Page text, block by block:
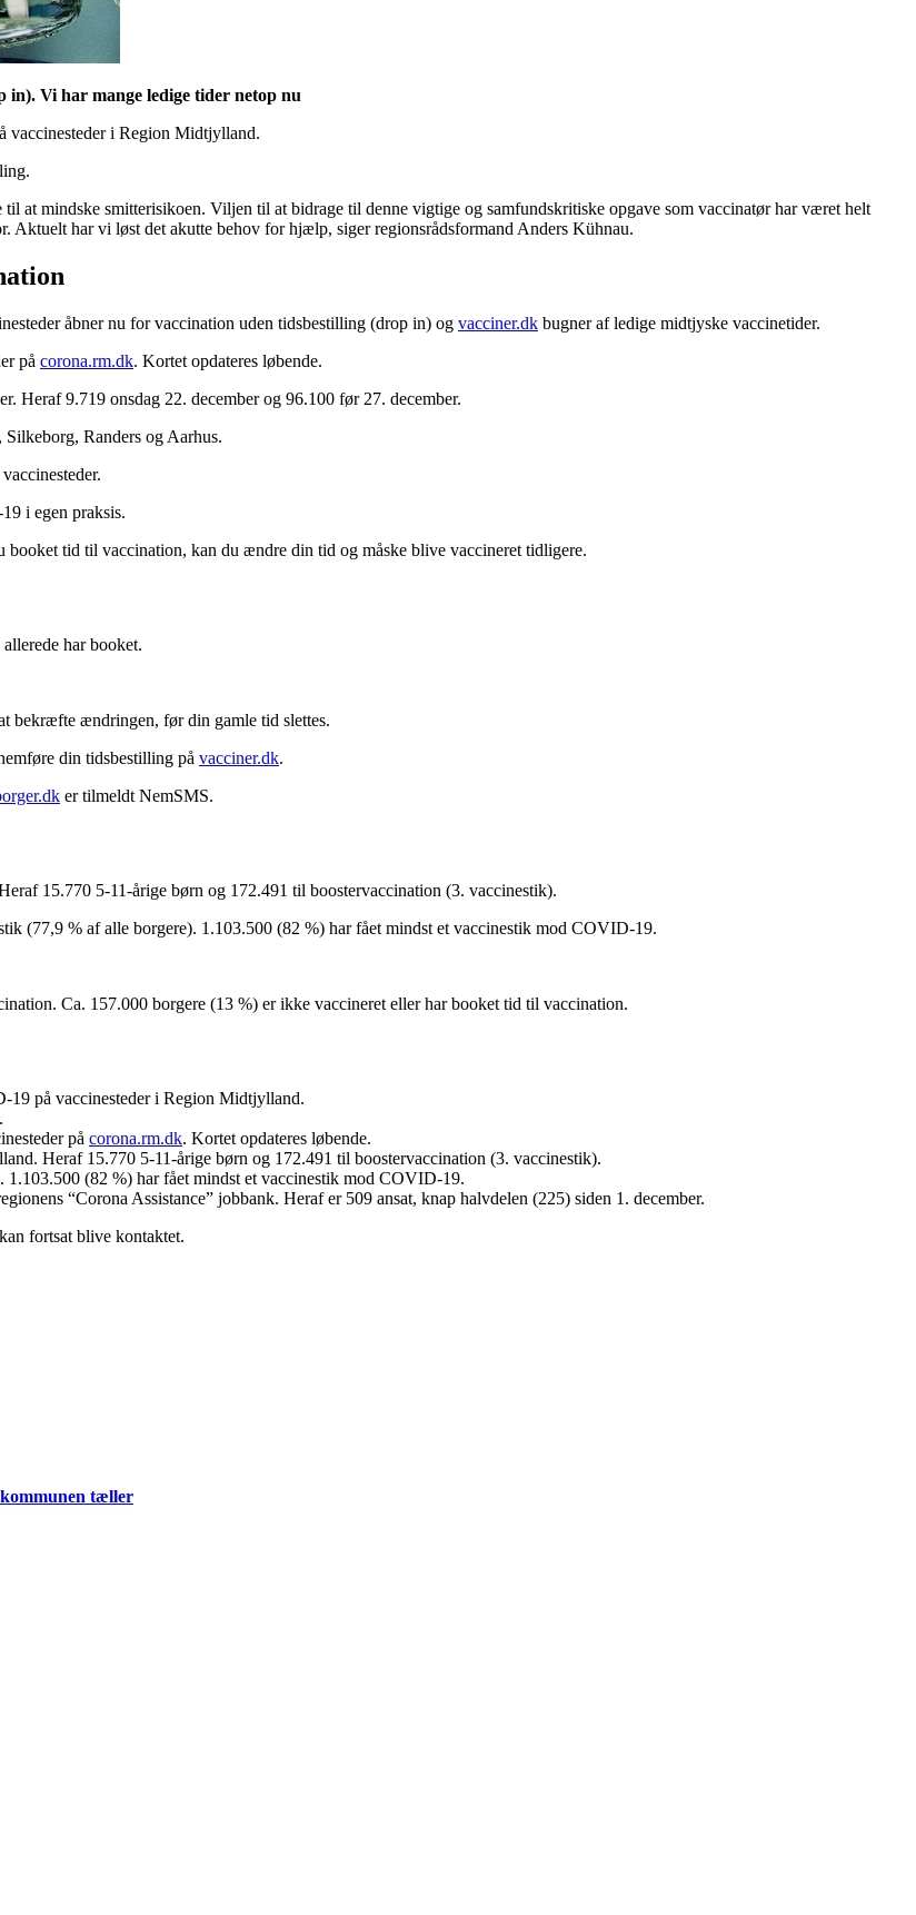
in). Vi har mange ledige tider netop nu
vaccinesteder i Region Midtjylland.
at mindske smitterisikoen. Viljen til at bidrage til denne vigtige og samfundskritiske opgave som vaccinatør har været helt
Aktuelt har vi løst det akutte behov for hjælp, siger regionsrådsformand Anders Kühnau.
åbner nu for vaccination uden tidsbestilling (drop in) og vacciner.dk bugner af ledige midtjyske vaccinetider.
på corona.rm.dk. Kortet opdateres løbende.
Heraf 9.719 onsdag 22. december og 96.100 før 27. december.
Randers og Aarhus.
i egen praksis.
tid til vaccination, kan du ændre din tid og måske blive vaccineret tidligere.
har booket.
bekræfte ændringen, før din gamle tid slettes.
din tidsbestilling på vacciner.dk.
er tilmeldt NemSMS.
15.770 5-11-årige børn og 172.491 til boostervaccination (3. vaccinestik).
(77,9 % af alle borgere). 1.103.500 (82 %) har fået mindst et vaccinestik mod COVID-19.
Ca. 157.000 borgere (13 %) er ikke vaccineret eller har booket tid til vaccination.
19 på vaccinesteder i Region Midtjylland.
på corona.rm.dk. Kortet opdateres løbende.
Heraf 15.770 5-11-årige børn og 172.491 til boostervaccination (3. vaccinestik).
(82 %) har fået mindst et vaccinestik mod COVID-19.
“Corona Assistance” jobbank. Heraf er 509 ansat, knap halvdelen (225) siden 1. december.
fortsat blive kontaktet.
tæller